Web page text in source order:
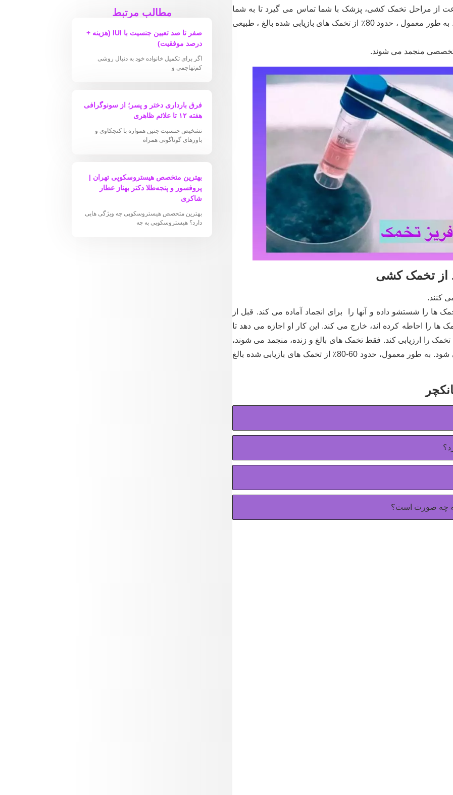
منتقل شده اند. سپس، در طی 24 ساعت از مراحل تخمک کشی، پزشک با شما تماس می گیرد تا به شما
اطلاع دهد که بسیاری از تخمک ها فریز شده اند. به طور معمول ، حدود 80٪ از تخمک های بازیابی شده بالغ ، طبیعی
تخصصی منجمد می شوند.
از تخمک کشی
کنند.
ها را شستشو داده و آنها را برای انجماد آماده می کند. قبل از
ها را احاطه کرده اند، خارج می کند. این کار او اجازه می دهد تا
تخمک را ارزیابی کند. فقط تخمک های بالغ و زنده، منجمد می شوند،
زیرا تنها با این تخمک ها باروری صحیح انجام می شود. به طور معمول، حدود 60-80٪ از تخمک های بازیابی شده بالغ
چه صورت است؟
مطالب مرتبط
صفر تا صد تعیین جنسیت با IUI (هزینه +
درصد موفقیت)
اگر برای تکمیل خانواده خود به دنبال روشی
کم‌تهاجمی و
فرق بارداری دختر و پسر؛ از سونوگرافی
هفته ۱۲ تا علائم ظاهری
تشخیص جنسیت جنین همواره با کنجکاوی و
باورهای گوناگونی همراه
بهترین متخصص هیستروسکوپی تهران |
پروفسور و پنجه‌طلا دکتر بهناز عطار
شاکری
بهترین متخصص هیستروسکوپی چه ویژگی هایی
دارد؟ هیستروسکوپی به چه